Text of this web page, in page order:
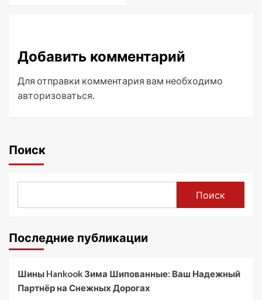
Добавить комментарий
Для отправки комментария вам необходимо
авторизоваться.
Поиск
Поиск
Последние публикации
Шины Hankook Зима Шипованные: Ваш Надежный
Партнёр на Снежных Дорогах